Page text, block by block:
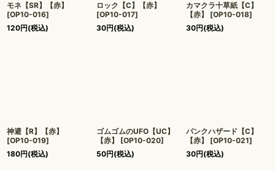
モネ【SR】【赤】
[OP10-016]
120円(税込)
ロック【C】【赤】
[OP10-017]
30円(税込)
カマクラ十草紙【C】
【赤】
[OP10-018]
30円(税込)
神避【R】【赤】
[OP10-019]
180円(税込)
ゴムゴムのUFO【UC】
【赤】
[OP10-020]
50円(税込)
パンクハザード【C】
【赤】
[OP10-021]
30円(税込)